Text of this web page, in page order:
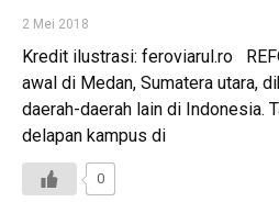
2 Mei 2018
Kredit ilustrasi: feroviarul.ro
awal di Medan, Sumatera utara,
daerah-daerah lain di Indonesia.
delapan kampus di
0